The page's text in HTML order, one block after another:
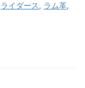
ライダース, ラム革,